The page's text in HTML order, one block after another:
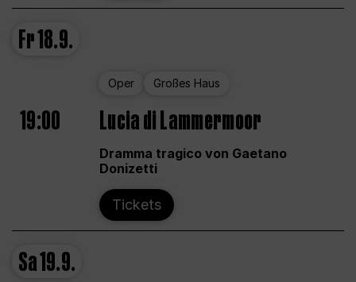
Fr18.9.
Oper Großes Haus
19:00 Lucia di Lammermoor
Dramma tragico von Gaetano
Donizetti
Tickets
Sa19.9.